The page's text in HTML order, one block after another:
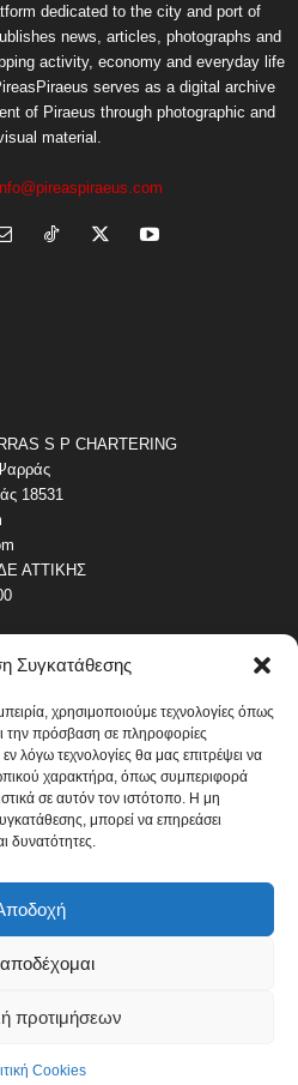
Συγκατάθεσης
χρησιμοποιούμε τεχνολογίες όπως
την πρόσβαση σε πληροφορίες
λόγω τεχνολογίες θα μας επιτρέψει να
χαρακτήρα, όπως συμπεριφορά
σε αυτόν τον ιστότοπο. Η μη
μπορεί να επηρεάσει
δυνατότητες.
προτιμήσεων
Cookies
dedicated to the city and port of
news, articles, photographs and
activity, economy and everyday life
serves as a digital archive
of Piraeus through photographic and
material.
S P CHARTERING
18531
ΑΤΤΙΚΗΣ
822
/ Designed by pixelheroes.gr